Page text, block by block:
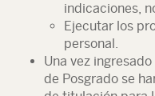
indicaciones,
Ejecutar los
personal.
Una vez
de Posgrado se